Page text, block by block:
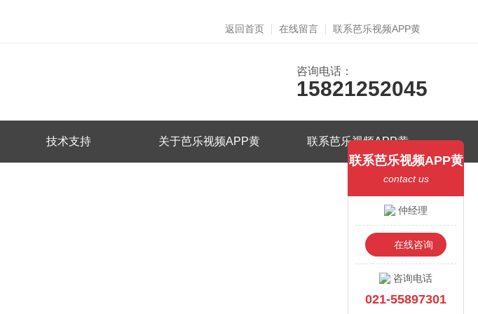
返回首页 在线留言 联系芭乐视频APP黄
咨询电话：
15821252045
技术支持 关于芭乐视频APP黄 联系芭乐视频APP黄
联系芭乐视频APP黄
contact us
仲经理
在线咨询
咨询电话
021-55897301